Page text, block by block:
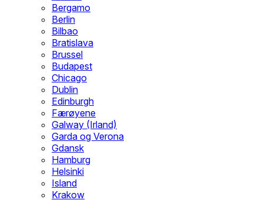
Bergamo
Berlin
Bilbao
Bratislava
Brussel
Budapest
Chicago
Dublin
Edinburgh
Færøyene
Galway (Irland)
Garda og Verona
Gdansk
Hamburg
Helsinki
Island
Krakow